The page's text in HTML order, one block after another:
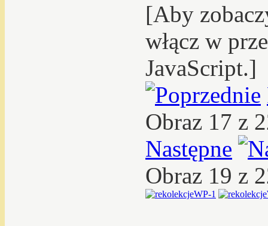
[Aby
włącz w
JavaScript.]
Obraz 17 z
Następne
Obraz 19 z